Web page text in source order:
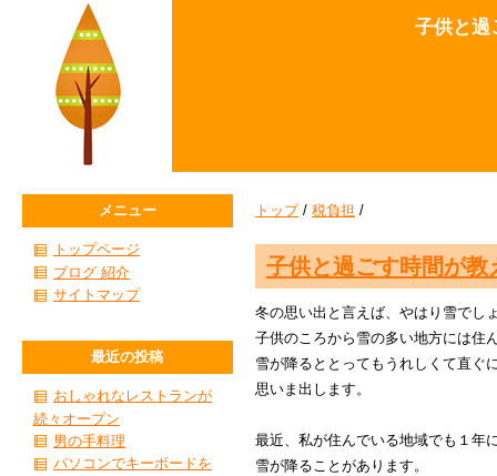
子供と過
トップ/ 税負担 /
子供と過ごす時間が教
冬の思い出と言えば、やはり雪でし
子供のころから雪の多い地方には住
雪が降るととってもうれしくて直ぐ
思いま出します。
最近、私が住んでいる地域でも１年
雪が降ることがあります。
メニュー
トップページ
ブログ 紹介
サイトマップ
最近の投稿
おしゃれなレストランが
続々オープン
男の手料理
パソコンでキーボードを